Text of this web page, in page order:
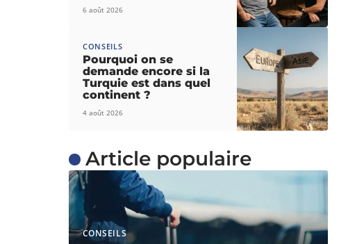
6 août 2026
CONSEILS
Pourquoi on se
demande encore si la
Turquie est dans quel
continent ?
4 août 2026
Article populaire
CONSEILS